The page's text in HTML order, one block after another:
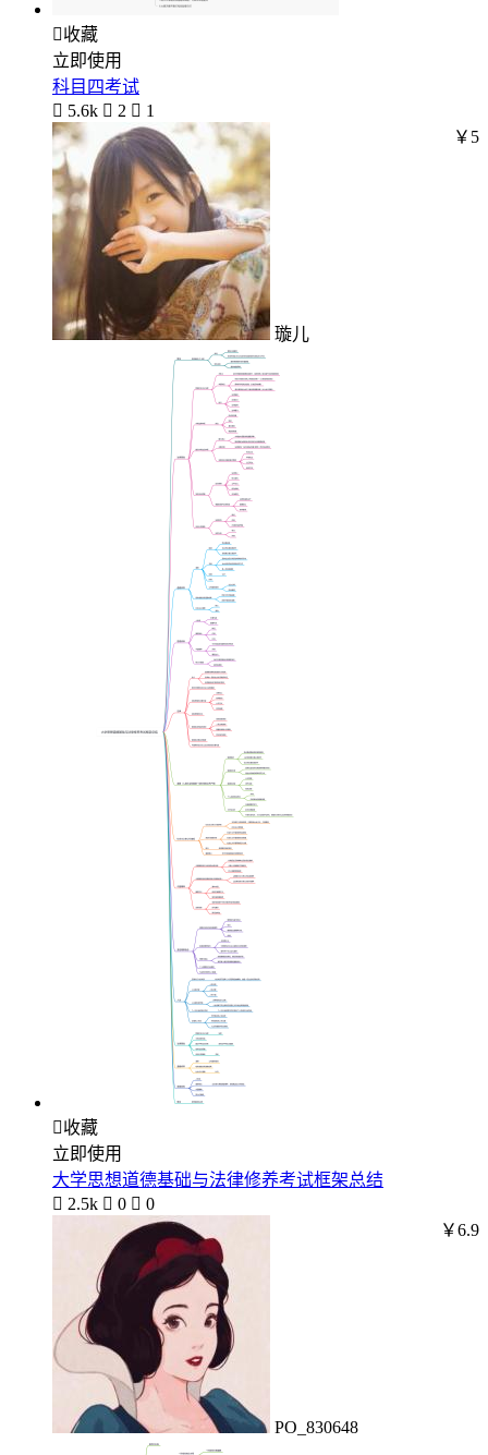
收藏
立即使用
科目四考试
 5.6k  2  1
璇儿
￥5
收藏
立即使用
大学思想道德基础与法律修养考试框架总结
 2.5k  0  0
PO_830648
￥6.9